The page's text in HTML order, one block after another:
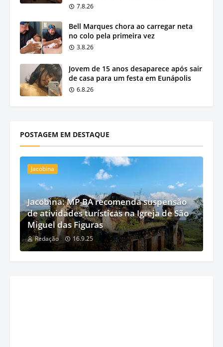
7.8.26
Bell Marques chora ao carregar neta
no colo pela primeira vez
3.8.26
Jovem de 15 anos desaparece após sair
de casa para um festa em Eunápolis
6.8.26
POSTAGEM EM DESTAQUE
Jacobina
Jacobina: MP-BA recomenda suspensão
de atividades turísticas na Igreja de São
Miguel das Figuras
Redação 16.9.25